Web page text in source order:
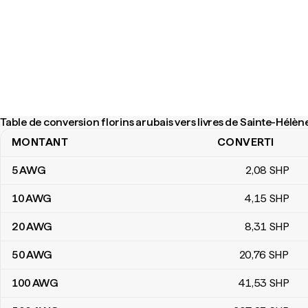
Table de conversion florins arubais vers livres de Sainte-
Table de conversion florins arubais vers livres de Sainte-Hélène
MONTANT CONVERTI
5AWG 2,08 SHP
10AWG 4,15 SHP
20AWG 8,31 SHP
50AWG 20,76 SHP
100AWG 41,53 SHP